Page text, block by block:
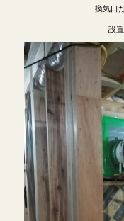
換気口
設